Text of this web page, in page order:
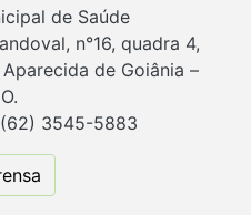
de Saúde
n°16, quadra 4,
de Goiânia –
3545-5883